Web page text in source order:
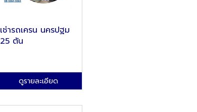
เช่ารถเครน นครปฐม
25 ตัน
ดูรายละเอียด